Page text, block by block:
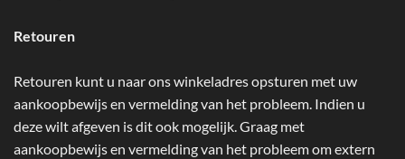
Retouren
Retouren kunt u naar ons winkeladres opsturen met uw
aankoopbewijs en vermelding van het probleem. Indien u
deze wilt afgeven is dit ook mogelijk. Graag met
aankoopbewijs en vermelding van het probleem om extern